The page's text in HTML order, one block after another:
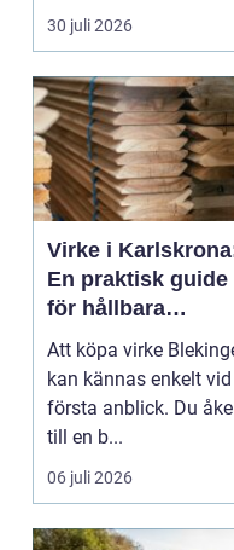
längs v...
30 juli 2026
Virke i
En praktisk guide
för hållbara
byggprojekt
Att köpa virke
kan kännas enkelt vid
första anblick. Du
till en b...
06 juli 2026